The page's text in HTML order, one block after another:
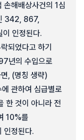
손해배상사건의 1심
342, 867,
인정된다.
되었다고 하기
년의 수입으로
, (명칭 생략)
관하여 심급별로
한 것이 아니라 전
10%를
인정된다.